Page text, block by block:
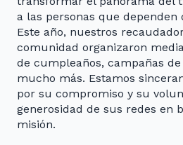
a las personas que dependen
Este año, nuestros
comunidad organizaron
de cumpleaños, campañas
mucho más. Estamos
por su compromiso y su
generosidad de sus redes en
misión.
9
0
8
9